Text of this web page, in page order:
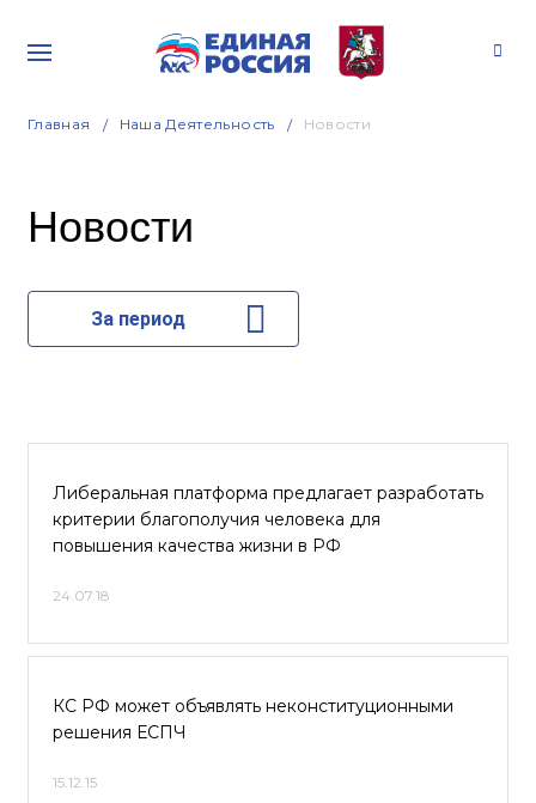
Главная Наша Деятельность Новости
Новости
За период
Либеральная платформа предлагает разработать
критерии благополучия человека для
повышения качества жизни в РФ
24.07.18
КС РФ может объявлять неконституционными
решения ЕСПЧ
15.12.15